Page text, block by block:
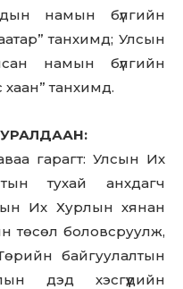
намын бүлгийн
танхимд; Улсын
намын бүлгийн
танхимд.
гарагт: Улсын Их
тухай анхдагч
Их Хурлын хянан
төсөл боловсруулж,
Төрийн байгуулалтын
дэд хэсгүүдийн